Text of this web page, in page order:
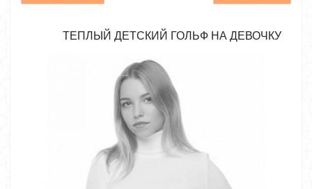
ТЕПЛЫЙ ДЕТСКИЙ ГОЛЬФ НА ДЕВОЧКУ